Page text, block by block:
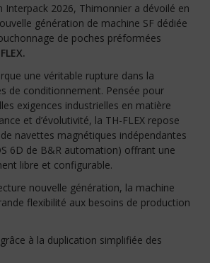
Interpack 2026, Thimonnier a dévoilé en
génération de machine SF dédiée
de poches préformées
une véritable rupture dans la
de conditionnement. Pensée pour
exigences industrielles en matière
et d’évolutivité, la TH-FLEX repose
navettes magnétiques indépendantes
6D de B&R automation) offrant une
libre et configurable.
nouvelle génération, la machine
flexibilité aux besoins de production
à la duplication simplifiée des